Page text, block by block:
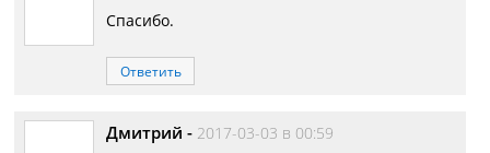
Спасибо.
Ответить
Дмитрий - 2017-03-03 в 00:59